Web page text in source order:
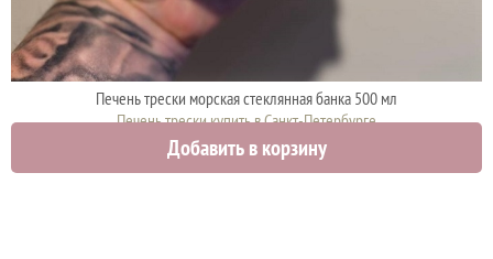
Печень трески морская стеклянная банка 500 мл
Печень трески купить в Санкт-Петербурге
1000 руб. 950 руб.
Добавить в корзину